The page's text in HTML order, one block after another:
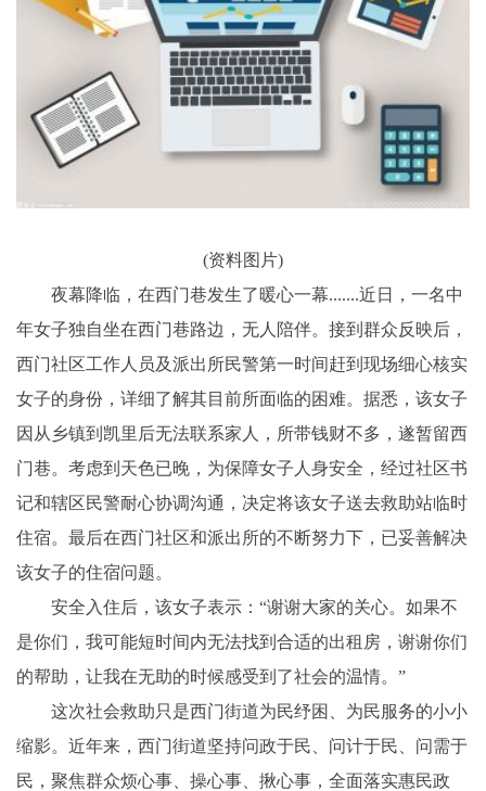
(资料图片)
夜幕降临，在西门巷发生了暖心一幕.......近日，一名中
年女子独自坐在西门巷路边，无人陪伴。接到群众反映后，
西门社区工作人员及派出所民警第一时间赶到现场细心核实
女子的身份，详细了解其目前所面临的困难。据悉，该女子
因从乡镇到凯里后无法联系家人，所带钱财不多，遂暂留西
门巷。考虑到天色已晚，为保障女子人身安全，经过社区书
记和辖区民警耐心协调沟通，决定将该女子送去救助站临时
住宿。最后在西门社区和派出所的不断努力下，已妥善解决
该女子的住宿问题。
安全入住后，该女子表示：“谢谢大家的关心。如果不
是你们，我可能短时间内无法找到合适的出租房，谢谢你们
的帮助，让我在无助的时候感受到了社会的温情。”
这次社会救助只是西门街道为民纾困、为民服务的小小
缩影。近年来，西门街道坚持问政于民、问计于民、问需于
民，聚焦群众烦心事、操心事、揪心事，全面落实惠民政